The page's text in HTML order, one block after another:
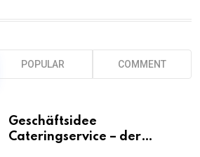
POPULAR COMMENT
Geschäftsidee
Cateringservice – der